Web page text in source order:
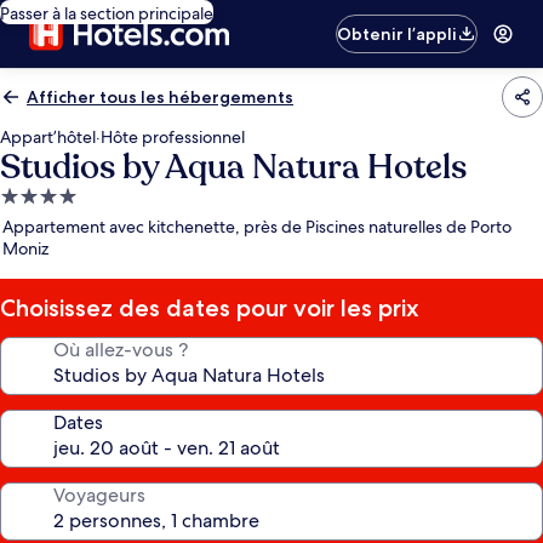
Passer à la section principale
Obtenir l’appli
Afficher tous les hébergements
Appart’hôtel·Hôte professionnel
Studios by Aqua Natura Hotels
Hébergement
4.0 étoiles
Appartement avec kitchenette, près de Piscines naturelles de Porto
Moniz
Choisissez des dates pour voir les prix
Où allez-vous ?
Dates
Voyageurs